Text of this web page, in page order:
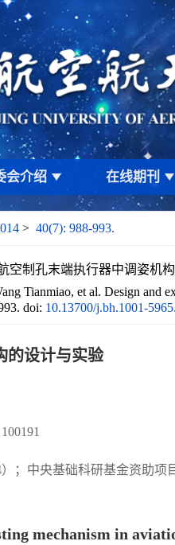
会介绍 在线期刊
> 40(7): 988-993.
空制孔末端执行器中调姿机
Tianmiao, et al. Design and
doi: 10.13700/j.bh.1001-
的设计与实验
；中央基础科研基金资助项
mechanism in